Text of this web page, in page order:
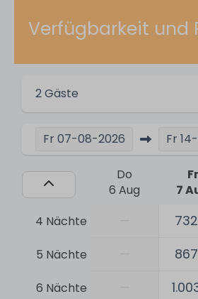
Tennis
Swimming
Golfing
Horseback riding
Bicycling
Kitesurfing
Vissen
Sicherheit
Verfügbarkeit und
2 Gäste
Fr 07-08-2026 Fr
Do
6 Aug
Fr
7
4 Nächte
5 Nächte
6 Nächte